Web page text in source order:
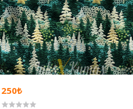
250₺